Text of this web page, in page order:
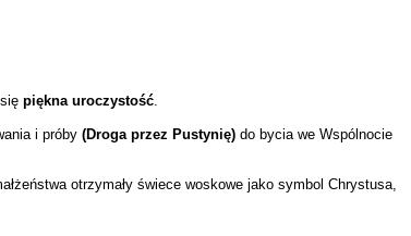
piękna uroczystość
i próby (Droga przez Pustynię) do bycia we Wspólnocie
otrzymały świece woskowe jako symbol Chrystusa,